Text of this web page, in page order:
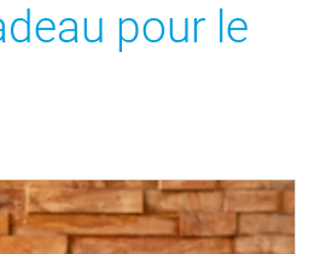
pour le